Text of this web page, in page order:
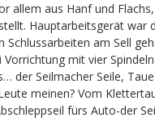
allem aus Hanf und
Hauptarbeitsgerät war
Schlussarbeiten am Sell
Vorrichtung mit vier
der Seilmacher Seile,
meinen? Vom
fürs Auto-der